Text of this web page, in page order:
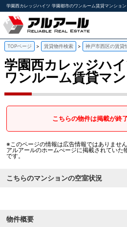
学園西カレッジハイツ 学園都市のワンルーム賃貸マンショ
TOPページ 賃貸物件検索 神戸市西区の賃貸
学園西カレッジハ
ワンルーム賃貸マ
こちらの物件は掲載が終
※このページの情報は広告情報ではありませ
アルアールのホームぺージに掲載されていた
です。
こちらのマンションの空室状況
物件概要